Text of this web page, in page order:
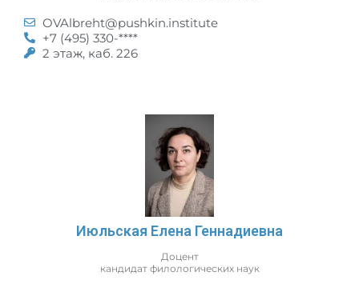
OVAlbreht@pushkin.institute
+7 (495) 330-****
2 этаж, каб. 226
Июльская Елена Геннадиевна
Доцент
кандидат филологических наук